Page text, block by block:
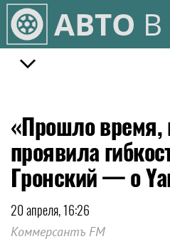
АВТО
«Прошло время,
проявила
Гронский — о
20 апреля, 16:26
Коммерсантъ FM